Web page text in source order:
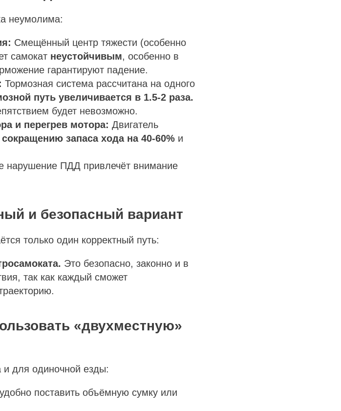
неумолима:
Смещённый центр тяжести (особенно
самокат неустойчивым, особенно в
гарантируют падение.
Тормозная система рассчитана на одного
путь увеличивается в 1.5-2 раза.
будет невозможно.
и перегрев мотора: Двигатель
сокращению запаса хода на 40-60% и
нарушение ПДД привлечёт внимание
и безопасный вариант
только один корректный путь:
Это безопасно, законно и в
так как каждый сможет
«двухместную»
и для одиночной езды:
поставить объёмную сумку или